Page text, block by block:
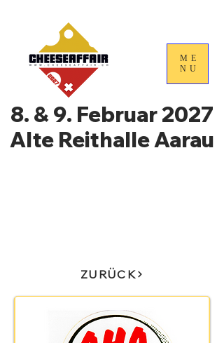
ME
NU
8. & 9. Februar 2027
Alte Reithalle Aarau
ZURÜCK